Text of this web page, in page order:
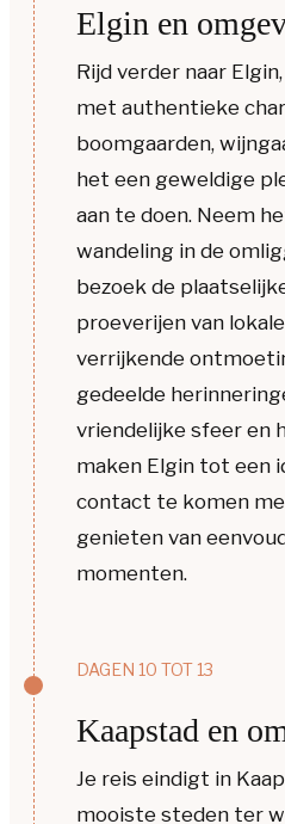
Elgin en
Rijd verder naar
met authentieke
boomgaarden,
het een geweldige
aan te doen. Neem
wandeling in de
bezoek de
proeverijen van
verrijkende
gedeelde
vriendelijke sfeer en
maken Elgin tot een
contact te komen
genieten van
momenten.
DAGEN 10 TOT 13
Kaapstad en
Je reis eindigt in
mooiste steden ter